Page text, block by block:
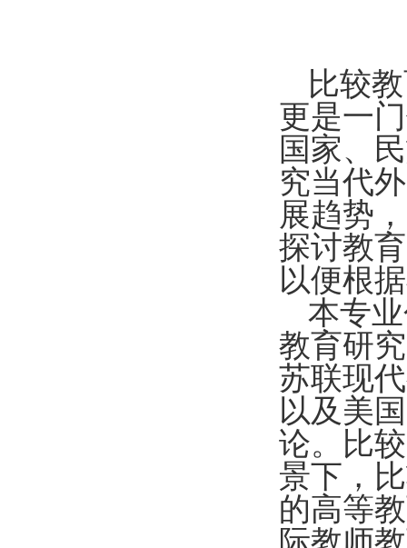
比较
更是一
国家、
究当代
展趋势
探讨教
以便根
本专
教育研
苏联现
以及美
论。比
景下，
的高等